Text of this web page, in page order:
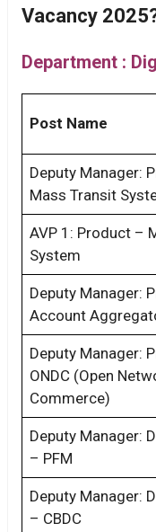
Vacancy
Department :
Post Name
Deputy Manager:
Mass Transit
AVP 1: Product –
System
Deputy Manager:
Account
Deputy Manager:
ONDC (Open
Commerce)
Deputy Manager:
– PFM
Deputy Manager:
– CBDC